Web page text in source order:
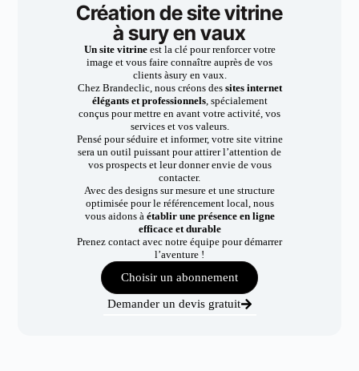
Création de site vitrine
à sury en vaux
Un site vitrineest la clé pour renforcer votre
image et vous faire connaître auprès de vos
clients àsury en vaux.
Chez Brandeclic, nous créons dessites internet
élégants et professionnels, spécialement
conçus pour mettre en avant votre activité, vos
services et vos valeurs.
Pensé pour séduire et informer, votre site vitrine
sera un outil puissant pour attirer l’attention de
vos prospects et leur donner envie de vous
contacter.
Avec des designs sur mesure et une structure
optimisée pour le référencement local, nous
vous aidons à établir une présence en ligne
efficace et durable
Prenez contact avec notre équipe pour démarrer
l’aventure !
Choisir un abonnement
Demander un devis gratuit